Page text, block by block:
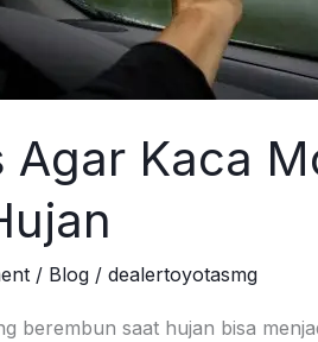
Agar Kaca
/ Blog / dealertoyotasmg
berembun saat hujan bisa